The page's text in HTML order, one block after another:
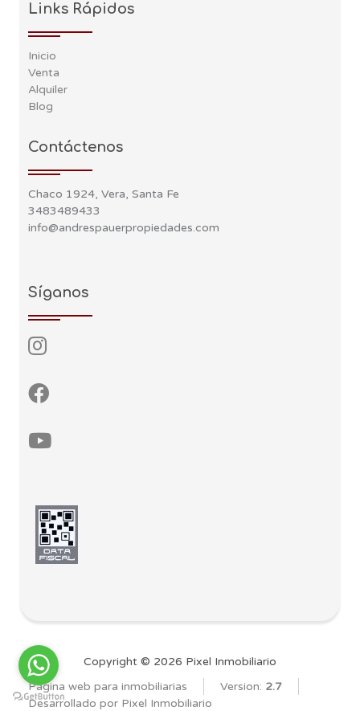
Links Rápidos
Inicio
Venta
Alquiler
Blog
Contáctenos
Chaco 1924, Vera, Santa Fe
3483489433
info@andrespauerpropiedades.com
Síganos
Copyright © 2026 Pixel Inmobiliario
Página web para inmobiliarias
Version: 2.7
Desarrollado por Pixel Inmobiliario